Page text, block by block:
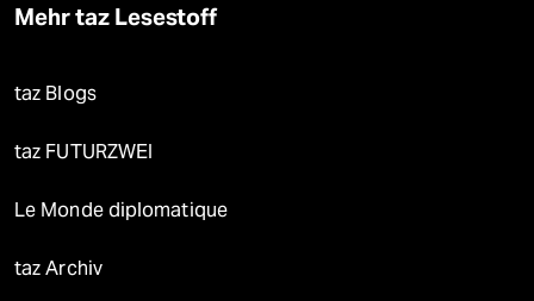
Mehr taz Lesestoff
taz Blogs
taz FUTURZWEI
Le Monde diplomatique
taz Archiv